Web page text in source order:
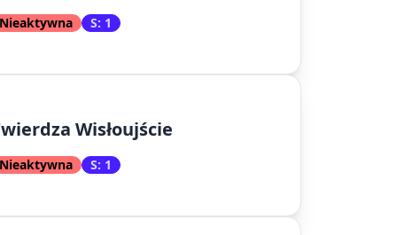
Nieaktywna S: 1
Wisłoujście
Nieaktywna S: 1